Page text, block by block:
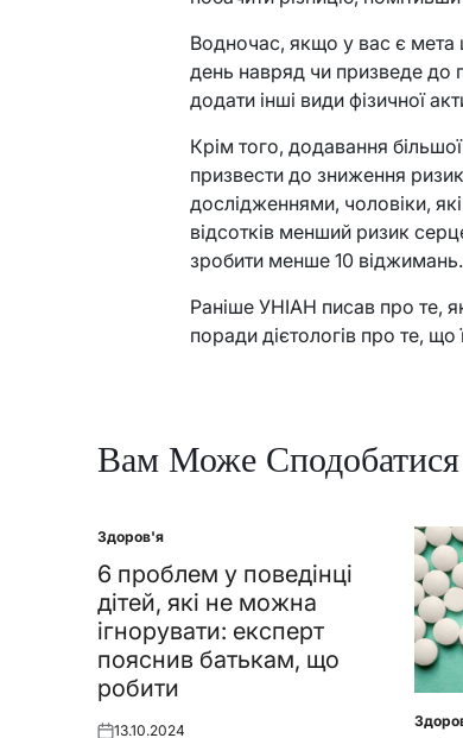
Водночас, якщо у вас є мета
день навряд чи призведе до
додати інші види фізичної
Крім того, додавання
призвести до зниження
дослідженнями, чоловіки,
відсотків менший ризик
зробити менше 10 віджимань.
Раніше УНІАН писав про те,
поради дієтологів про те,
Вам Може Сподобатися
Posted
in
Здоров'я
6 проблем у поведінці
дітей, які не можна
ігнорувати: експерт
пояснив батькам, що
робити
13.10.2024 Posted